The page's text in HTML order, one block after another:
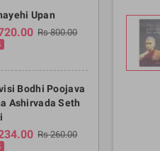
Upan
Rs 800.00
Bodhi Poojava
Ashirvada Seth
Rs 260.00